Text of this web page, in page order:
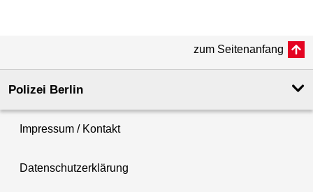
zum Seitenanfang
Polizei Berlin
Impressum / Kontakt
Datenschutzerklärung